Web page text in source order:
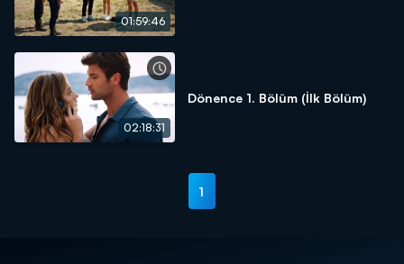
01:59:46
02:18:31
Dönence 1. Bölüm (İlk Bölüm)
1